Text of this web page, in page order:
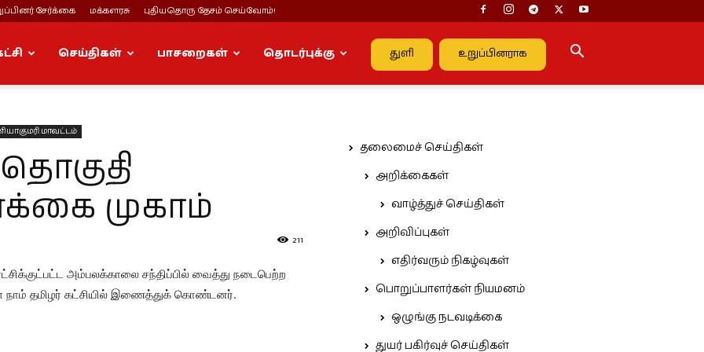
சேர்க்கை மக்களரசு புதியதொரு தேசம் செய்வோம்!
துளி உறுப்பினராக
செய்திகள் பாசறைகள் தொடர்புக்கு
மாவட்டம்
முகாம்
211
அம்பலக்காலை சந்திப்பில் வைத்து நடைபெற்ற
நாம் தமிழர் கட்சியில் இணைத்துக் கொண்டனர்.
தலைமைச் செய்திகள்
அறிக்கைகள்
வாழ்த்துச் செய்திகள்
அறிவிப்புகள்
எதிர்வரும் நிகழ்வுகள்
பொறுப்பாளர்கள் நியமனம்
ஒழுங்கு நடவடிக்கை
துயர் பகிர்வுச் செய்திகள்